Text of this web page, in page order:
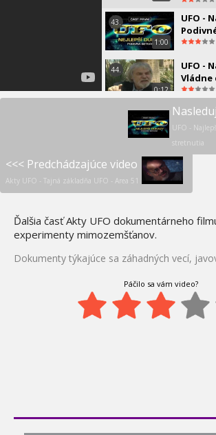
1:00
43.
UFO -
0:12
44.
UFO -
1:09
UFO -
0:24
46.
0:00
havária
0:24
48.
5
49.
5
UFO -
stretnutia
<<< Predchádzajúce video
Akty UFO - Tajná základňa UFO - Area 51
Ďalšia časť Akty UFO dokumentárneho
experimenty mimozemšťanov.
Dokumenty týkajúce sa záhadných vecí,
Páčilo sa vám video?